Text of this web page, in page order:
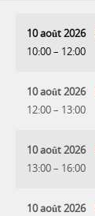
10 août 2026
10:00– 12:00
10 août 2026
12:00– 13:00
10 août 2026
13:00– 16:00
10 août 2026